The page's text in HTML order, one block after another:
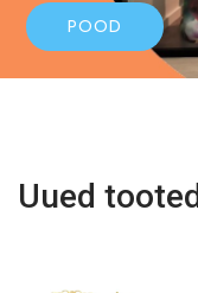
POOD
Uued